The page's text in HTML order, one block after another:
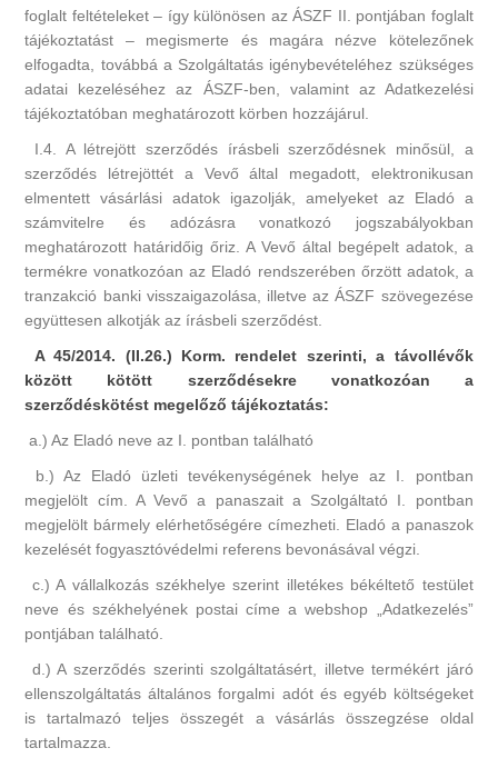
foglalt feltételeket – így különösen az ÁSZF II. pontjában foglalt
tájékoztatást – megismerte és magára nézve kötelezőnek
elfogadta, továbbá a Szolgáltatás igénybevételéhez szükséges
adatai kezeléséhez az ÁSZF-ben, valamint az Adatkezelési
tájékoztatóban meghatározott körben hozzájárul.
I.4. A létrejött szerződés írásbeli szerződésnek minősül, a
szerződés létrejöttét a Vevő által megadott, elektronikusan
elmentett vásárlási adatok igazolják, amelyeket az Eladó a
számvitelre és adózásra vonatkozó jogszabályokban
meghatározott határidőig őriz. A Vevő által begépelt adatok, a
termékre vonatkozóan az Eladó rendszerében őrzött adatok, a
tranzakció banki visszaigazolása, illetve az ÁSZF szövegezése
együttesen alkotják az írásbeli szerződést.
A 45/2014. (II.26.) Korm. rendelet szerinti, a távollévők
között kötött szerződésekre vonatkozóan a
szerződéskötést megelőző tájékoztatás:
a.) Az Eladó neve az I. pontban található
b.) Az Eladó üzleti tevékenységének helye az I. pontban
megjelölt cím. A Vevő a panaszait a Szolgáltató I. pontban
megjelölt bármely elérhetőségére címezheti. Eladó a panaszok
kezelését fogyasztóvédelmi referens bevonásával végzi.
c.) A vállalkozás székhelye szerint illetékes békéltető testület
neve és székhelyének postai címe a webshop „Adatkezelés”
pontjában található.
d.) A szerződés szerinti szolgáltatásért, illetve termékért járó
ellenszolgáltatás általános forgalmi adót és egyéb költségeket
is tartalmazó teljes összegét a vásárlás összegzése oldal
tartalmazza.